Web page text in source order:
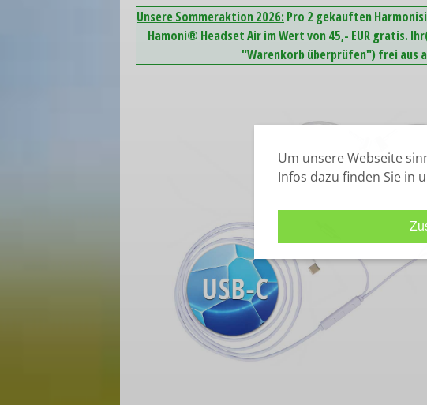
Unsere Sommeraktion 2026: Pro 2 gekauften
Hamoni® Headset Air im Wert von 45,- EUR gratis.
"Warenkorb überprüfen") frei aus
Um unsere Webseite
Infos dazu finden Sie in